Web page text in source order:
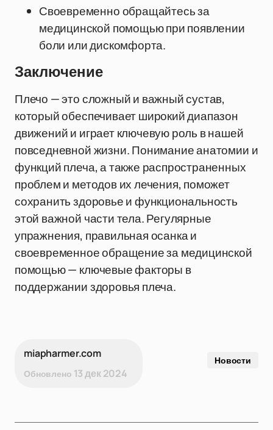
Своевременно обращайтесь за
медицинской помощью при появлении
боли или дискомфорта.
Заключение
Плечо — это сложный и важный сустав,
который обеспечивает широкий диапазон
движений и играет ключевую роль в нашей
повседневной жизни. Понимание анатомии и
функций плеча, а также распространенных
проблем и методов их лечения, поможет
сохранить здоровье и функциональность
этой важной части тела. Регулярные
упражнения, правильная осанка и
своевременное обращение за медицинской
помощью — ключевые факторы в
поддержании здоровья плеча.
miapharmer.com
Обновлено 13 дек 2024
Новости